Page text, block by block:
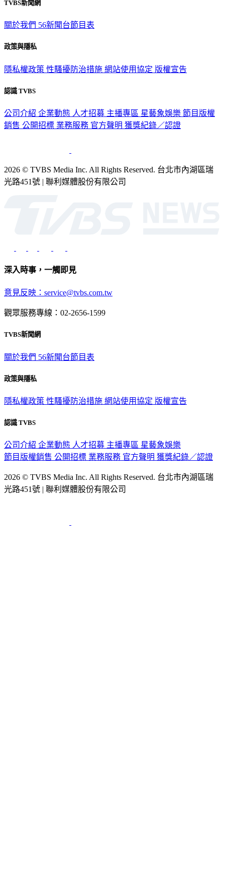
TVBS新聞網
關於我們 56新聞台節目表
政策與隱私
隱私權政策 性騷擾防治措施 網站使用協定 版權宣告
認識 TVBS
公司介紹 企業動態 人才招募 主播專區 星藝象娛樂 節目版權
銷售 公開招標 業務服務 官方聲明 獲獎紀錄／認證
2026 © TVBS Media Inc. All Rights Reserved. 台北市內湖區瑞
光路451號 | 聯利媒體股份有限公司
深入時事，一觸即見
意見反映：service@tvbs.com.tw
觀眾服務專線：02-2656-1599
TVBS新聞網
關於我們 56新聞台節目表
政策與隱私
隱私權政策 性騷擾防治措施 網站使用協定 版權宣告
認識 TVBS
公司介紹 企業動態 人才招募 主播專區 星藝象娛樂
節目版權銷售 公開招標 業務服務 官方聲明 獲獎紀錄／認證
2026 © TVBS Media Inc. All Rights Reserved. 台北市內湖區瑞
光路451號 | 聯利媒體股份有限公司